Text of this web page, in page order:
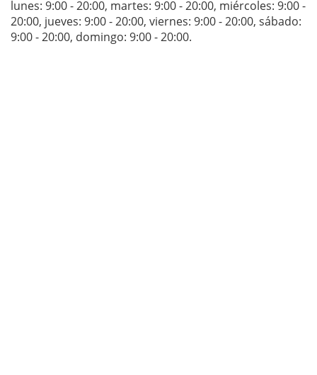
lunes: 9:00 - 20:00, martes: 9:00 - 20:00, miércoles: 9:00 -
20:00, jueves: 9:00 - 20:00, viernes: 9:00 - 20:00, sábado:
9:00 - 20:00, domingo: 9:00 - 20:00.